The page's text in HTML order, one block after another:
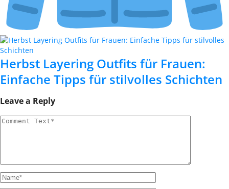
Herbst Layering Outfits für Frauen:
Einfache Tipps für stilvolles Schichten
Leave a Reply